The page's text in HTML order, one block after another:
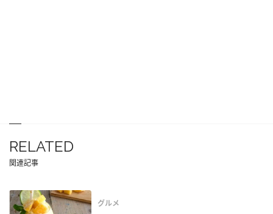
RELATED
関連記事
グルメ